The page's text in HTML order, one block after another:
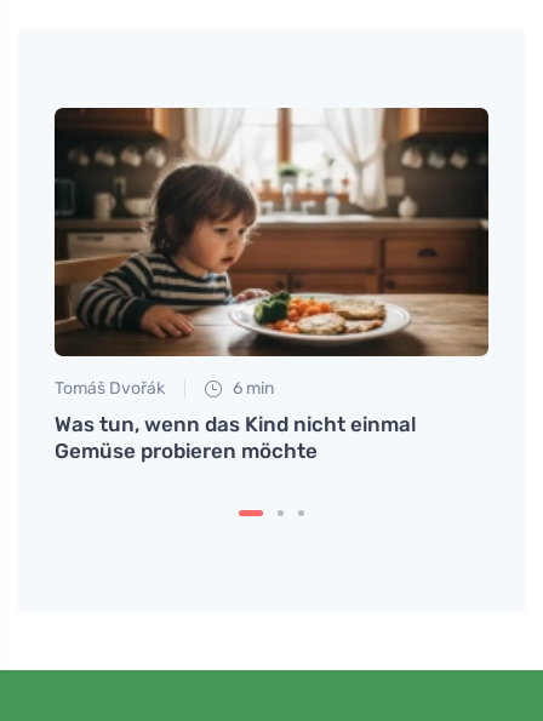
Tomáš Dvořák 6 min
Was tun, wenn das Kind nicht einmal
Gemüse probieren möchte